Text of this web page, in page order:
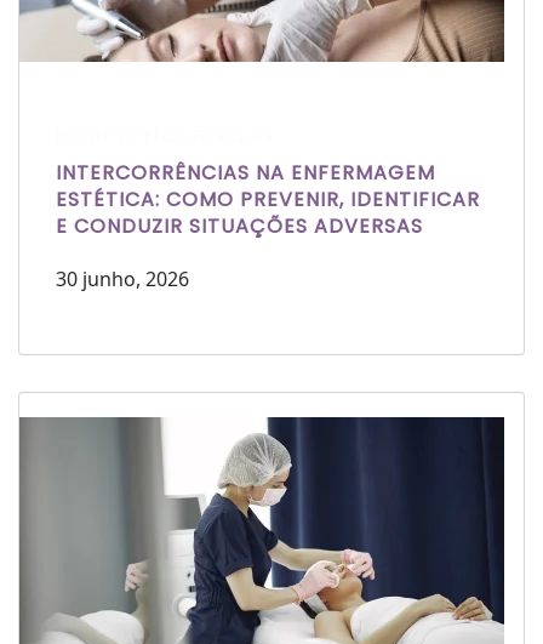
INTERCORRÊNCIAS NA ENFERMAGEM
ESTÉTICA: COMO PREVENIR, IDENTIFICAR
E CONDUZIR SITUAÇÕES ADVERSAS
30 junho, 2026